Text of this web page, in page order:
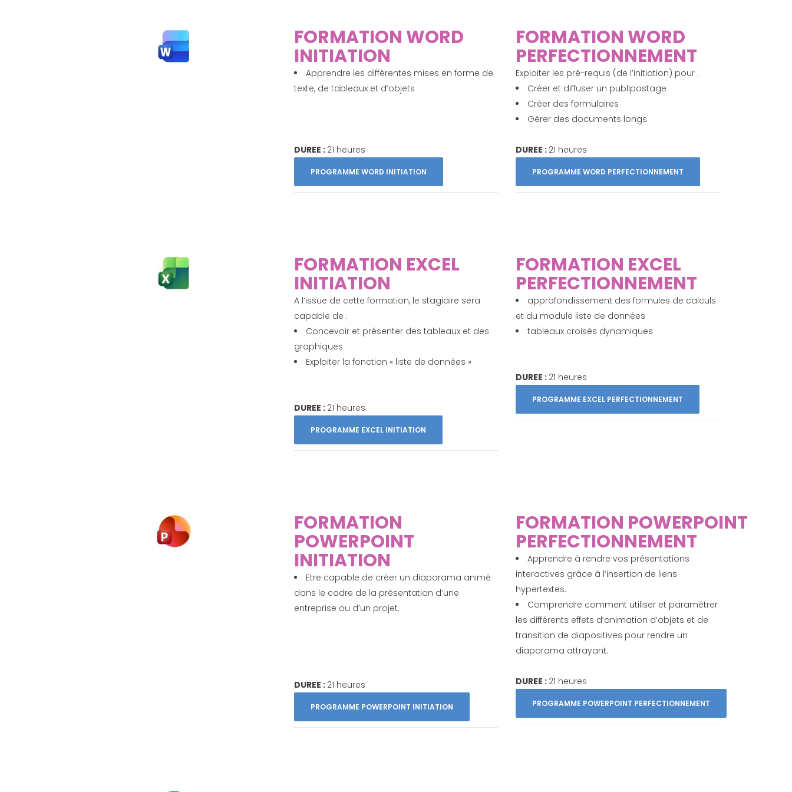
FORMATION WORD
INITIATION
Apprendre les différentes mises en forme de
texte, de tableaux et d’objets
DUREE : 21 heures
PROGRAMME WORD INITIATION
FORMATION WORD
PERFECTIONNEMENT
Exploiter les pré-requis (de l’initiation) pour :
Créer et diffuser un publipostage
Créer des formulaires
Gérer des documents longs
DUREE : 21 heures
PROGRAMME WORD PERFECTIONNEMENT
FORMATION EXCEL
INITIATION
A l’issue de cette formation, le stagiaire sera
capable de :
Concevoir et présenter des tableaux et des
graphiques
Exploiter la fonction « liste de données »
DUREE : 21 heures
PROGRAMME EXCEL INITIATION
FORMATION EXCEL
PERFECTIONNEMENT
approfondissement des formules de calculs
et du module liste de données
tableaux croisés dynamiques
DUREE : 21 heures
PROGRAMME EXCEL PERFECTIONNEMENT
FORMATION
POWERPOINT
INITIATION
Etre capable de créer un diaporama animé
dans le cadre de la présentation d’une
entreprise ou d’un projet.
DUREE : 21 heures
PROGRAMME POWERPOINT INITIATION
FORMATION POWERPOINT
PERFECTIONNEMENT
Apprendre à rendre vos présentations
interactives grâce à l’insertion de liens
hypertextes.
Comprendre comment utiliser et paramétrer
les différents effets d’animation d’objets et de
transition de diapositives pour rendre un
diaporama attrayant.
DUREE : 21 heures
PROGRAMME POWERPOINT PERFECTIONNEMENT